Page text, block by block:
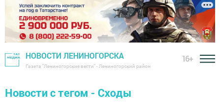
НОВОСТИ ЛЕНИНОГОРСКА
Газета "Лениногорские вести" - Лениногорский район
16+
Новости с тегом - Сходы